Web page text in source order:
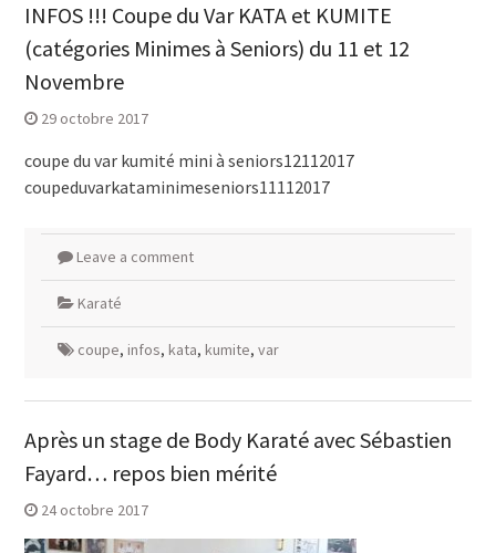
INFOS !!! Coupe du Var KATA et KUMITE
(catégories Minimes à Seniors) du 11 et 12
Novembre
29 octobre 2017
coupe du var kumité mini à seniors12112017
coupeduvarkataminimeseniors11112017
Leave a comment
Karaté
coupe, infos, kata, kumite, var
Après un stage de Body Karaté avec Sébastien
Fayard… repos bien mérité
24 octobre 2017